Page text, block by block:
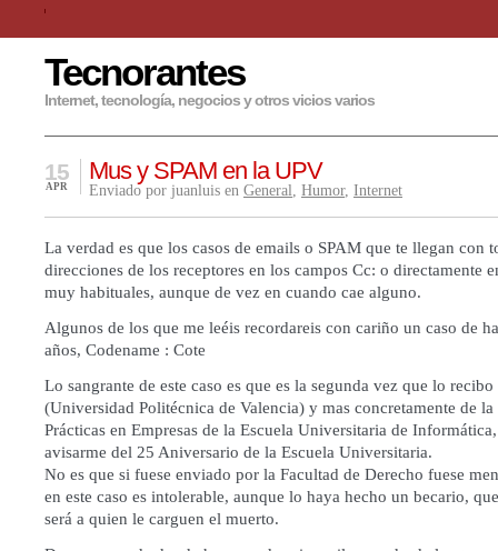
Tecnorantes
Internet, tecnología, negocios y otros vicios varios
Mus y SPAM en la UPV
15
APR Enviado por juanluis en General, Humor, Internet
La verdad es que los casos de emails o SPAM que te llegan con
direcciones de los receptores en los campos Cc: o directamente
muy habituales, aunque de vez en cuando cae alguno.
Algunos de los que me leéis recordareis con cariño un caso de
años, Codename : Cote
Lo sangrante de este caso es que es la segunda vez que lo
(Universidad Politécnica de Valencia) y mas concretamente de
Prácticas en Empresas de la Escuela Universitaria de
avisarme del 25 Aniversario de la Escuela Universitaria.
No es que si fuese enviado por la Facultad de Derecho fuese
en este caso es intolerable, aunque lo haya hecho un becario,
será a quien le carguen el muerto.